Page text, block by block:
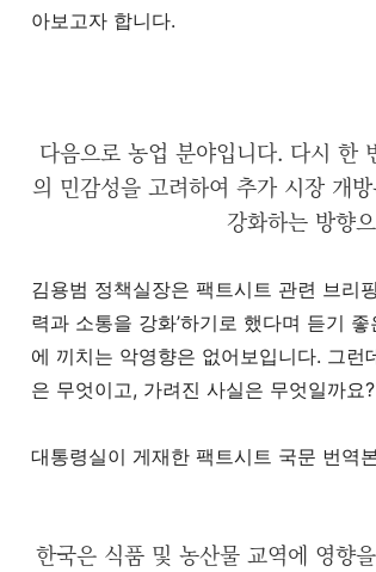
아보고자 합니다.
다음으로 농업 분야입니다. 다시 한
의 민감성을 고려하여 추가 시장 개
강화하는 방향
김용범 정책실장은 팩트시트 관련 브리
력과 소통을 강화’하기로 했다며 듣기
에 끼치는 악영향은 없어보입니다. 그런
은 무엇이고, 가려진 사실은 무엇일까요?
대통령실이 게재한 팩트시트 국문 번역
한국은 식품 및 농산물 교역에 영향